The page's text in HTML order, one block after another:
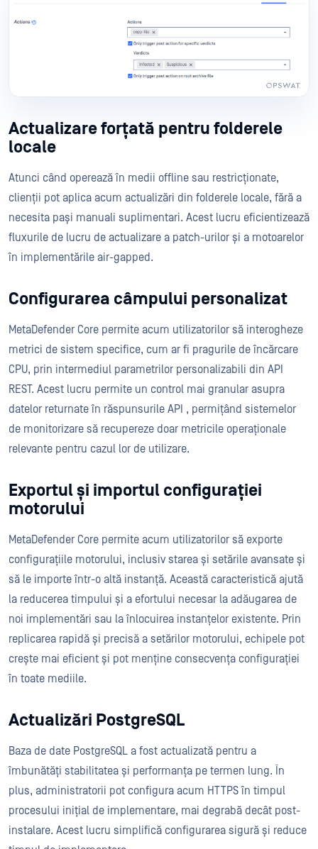
Actualizare forțată pentru folderele
locale
Atunci când operează în medii offline sau restricționate,
clienții pot aplica acum actualizări din folderele locale, fără a
necesita pași manuali suplimentari. Acest lucru eficientizează
fluxurile de lucru de actualizare a patch-urilor și a motoarelor
în implementările air-gapped.
Configurarea câmpului personalizat
MetaDefender Core permite acum utilizatorilor să interogheze
metrici de sistem specifice, cum ar fi pragurile de încărcare
CPU, prin intermediul parametrilor personalizabili din API
REST. Acest lucru permite un control mai granular asupra
datelor returnate în răspunsurile API , permițând sistemelor
de monitorizare să recupereze doar metricile operaționale
relevante pentru cazul lor de utilizare.
Exportul și importul configurației
motorului
MetaDefender Core permite acum utilizatorilor să exporte
configurațiile motorului, inclusiv starea și setările avansate și
să le importe într-o altă instanță. Această caracteristică ajută
la reducerea timpului și a efortului necesar la adăugarea de
noi implementări sau la înlocuirea instanțelor existente. Prin
replicarea rapidă și precisă a setărilor motorului, echipele pot
crește mai eficient și pot menține consecvența configurației
în toate mediile.
Actualizări PostgreSQL
Baza de date PostgreSQL a fost actualizată pentru a
îmbunătăți stabilitatea și performanța pe termen lung. În
plus, administratorii pot configura acum HTTPS în timpul
procesului inițial de implementare, mai degrabă decât post-
instalare. Acest lucru simplifică configurarea sigură și reduce